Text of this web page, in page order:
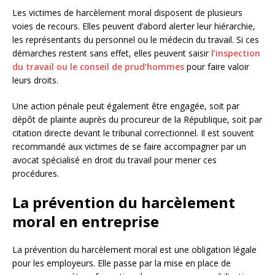
Les victimes de harcèlement moral disposent de plusieurs
voies de recours. Elles peuvent d’abord alerter leur hiérarchie,
les représentants du personnel ou le médecin du travail. Si ces
démarches restent sans effet, elles peuvent saisir l’inspection
du travail ou le conseil de prud’hommes pour faire valoir
leurs droits.
Une action pénale peut également être engagée, soit par
dépôt de plainte auprès du procureur de la République, soit par
citation directe devant le tribunal correctionnel. Il est souvent
recommandé aux victimes de se faire accompagner par un
avocat spécialisé en droit du travail pour mener ces
procédures.
La prévention du harcèlement
moral en entreprise
La prévention du harcèlement moral est une obligation légale
pour les employeurs. Elle passe par la mise en place de